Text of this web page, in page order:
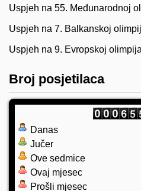
Uspjeh na 55. Međunarodnoj
Uspjeh na 7. Balkanskoj
Uspjeh na 9. Evropskoj
Broj posjetilaca
Danas
Jučer
Ove sedmice
Ovaj mjesec
Prošli mjesec